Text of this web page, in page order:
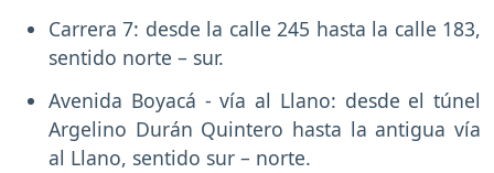
Carrera 7: desde la calle 245 hasta la calle 183,
sentido norte – sur.
Avenida Boyacá - vía al Llano: desde el túnel
Argelino Durán Quintero hasta la antigua vía
al Llano, sentido sur – norte.